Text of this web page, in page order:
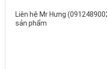
Liên hệ Mr Hưng
sản phẩm